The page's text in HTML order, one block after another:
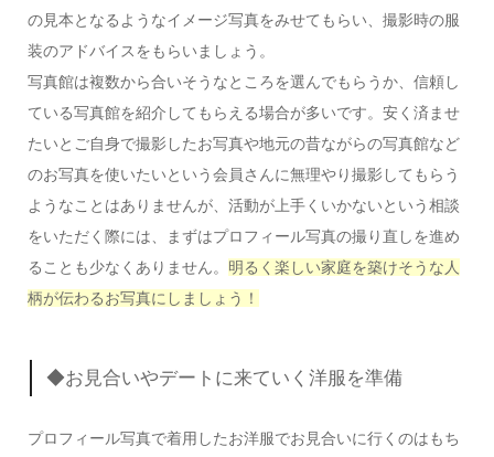
の見本となるようなイメージ写真をみせてもらい、撮影時の服
装のアドバイスをもらいましょう。
写真館は複数から合いそうなところを選んでもらうか、信頼し
ている写真館を紹介してもらえる場合が多いです。安く済ませ
たいとご自身で撮影したお写真や地元の昔ながらの写真館など
のお写真を使いたいという会員さんに無理やり撮影してもらう
ようなことはありませんが、活動が上手くいかないという相談
をいただく際には、まずはプロフィール写真の撮り直しを進め
ることも少なくありません。 明るく楽しい家庭を築けそうな人
柄が伝わるお写真にしましょう！
◆お見合いやデートに来ていく洋服を準備
プロフィール写真で着用したお洋服でお見合いに行くのはもち